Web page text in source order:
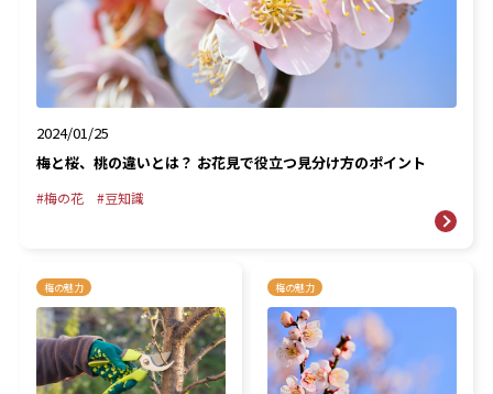
2024/01/25
梅と桜、桃の違いとは？ お花見で役立つ見分け方のポイント
梅の花 豆知識
梅の魅力 梅の魅力